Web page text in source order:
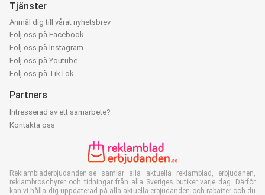
Tjänster
Anmäl dig till vårat nyhetsbrev
Följ oss på Facebook
Följ oss på Instagram
Följ oss på Youtube
Följ oss på TikTok
Partners
Intresserad av ett samarbete?
Kontakta oss
Reklambladerbjudanden.se samlar alla aktuella reklamblad, erbjudanen,
reklambroschyrer och tidningar från alla Sveriges butiker varje dag. Därför
kan vi hålla dig uppdaterad på alla aktuella erbjudanden och rabatter och du